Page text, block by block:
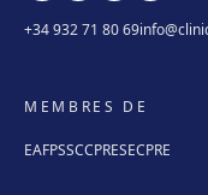
+34 932 71 80 69
MEMBRES DE
EAFPSSCCPRESECPRE